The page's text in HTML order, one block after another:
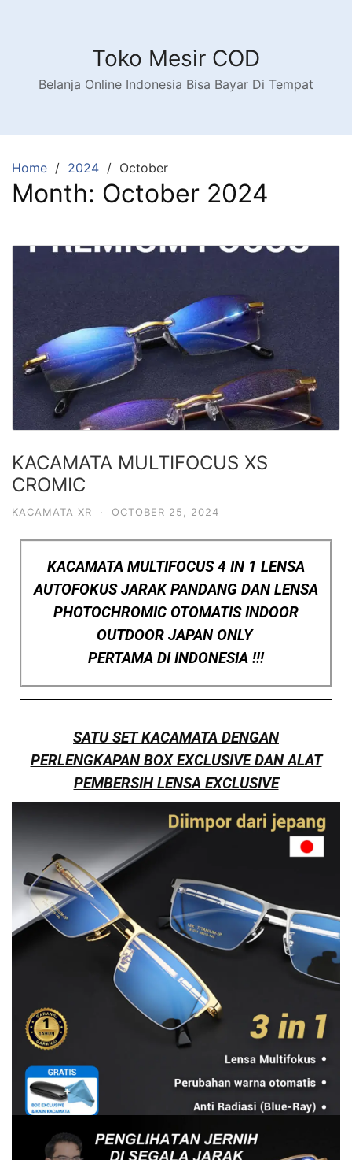
Toko Mesir COD
Belanja Online Indonesia Bisa Bayar Di Tempat
Home 2024 October
Month: October 2024
KACAMATA MULTIFOCUS XS
CROMIC
KACAMATA XR · OCTOBER 25, 2024
KACAMATA MULTIFOCUS 4 IN 1 LENSA
AUTOFOKUS JARAK PANDANG DAN LENSA
PHOTOCHROMIC OTOMATIS INDOOR
OUTDOOR JAPAN ONLY
PERTAMA DI INDONESIA !!!
SATU SET KACAMATA DENGAN
PERLENGKAPAN BOX EXCLUSIVE DAN ALAT
PEMBERSIH LENSA EXCLUSIVE